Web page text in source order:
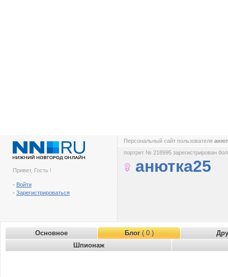
Привет, Гость !
- Войти
- Зарегистрироваться
Персональный сайт пользователя
портрет № 218995 зарегистрирован
анютка25
Основное Блог( 0 )
Шпионаж